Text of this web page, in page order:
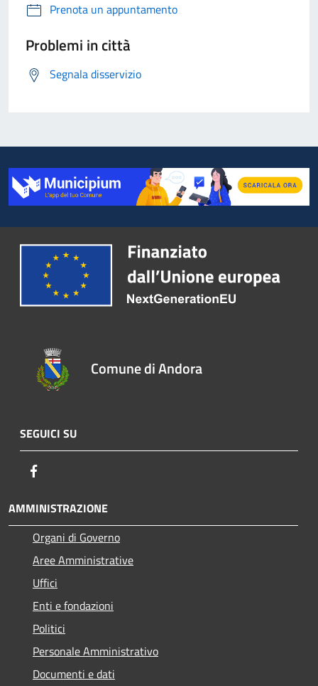
Prenota un appuntamento
Problemi in città
Segnala disservizio
Comune di Andora
SEGUICI SU
AMMINISTRAZIONE
Organi di Governo
Aree Amministrative
Uffici
Enti e fondazioni
Politici
Personale Amministrativo
Documenti e dati